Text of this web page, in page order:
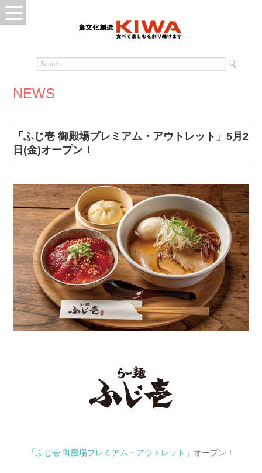
NEWS
「ふじ壱 御殿場プレミアム・アウトレット」5月2
日(金)オープン！
「ふじ壱 御殿場プレミアム・アウトレット」 オープン！